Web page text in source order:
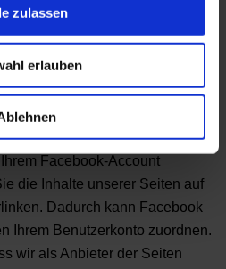
zulassen
erlauben
docs/plugins/
wird über das Plugin
Ihrem Browser und dem
Facebook erhält dadurch die
IP-Adresse unsere Seite
den Facebook "Like-Button"
Facebook-Account
die Inhalte unserer Seiten auf
Dadurch kann Facebook
Ihrem Benutzerkonto zuordnen.
wir als Anbieter der Seiten